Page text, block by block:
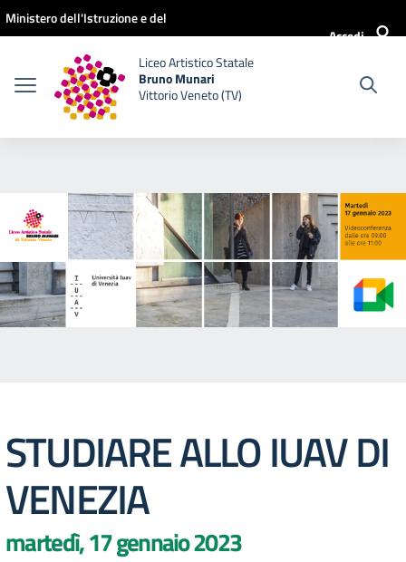
Vai ai contenuti
Vai al menu di navigazione
Vai al footer
Ministero dell'Istruzione e del
Accedi
Liceo Artistico Statale
Bruno Munari
Vittorio Veneto (TV)
STUDIARE ALLO IUAV DI
VENEZIA
martedì, 17 gennaio 2023